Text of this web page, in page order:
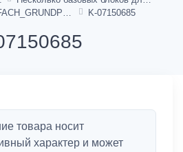
K-07150685
товара носит
характер и может